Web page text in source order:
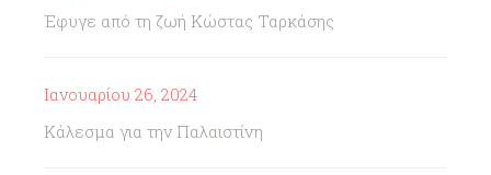
Έφυγε από τη ζωή Κώστας Ταρκάσης
Ιανουαρίου 26, 2024
Κάλεσμα για την Παλαιστίνη